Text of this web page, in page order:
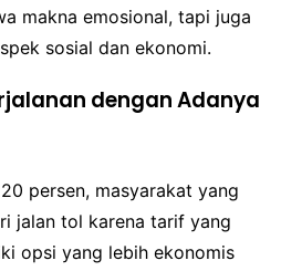
makna emosional, tapi juga
sosial dan ekonomi.
dengan Adanya
persen, masyarakat yang
jalan tol karena tarif yang
opsi yang lebih ekonomis